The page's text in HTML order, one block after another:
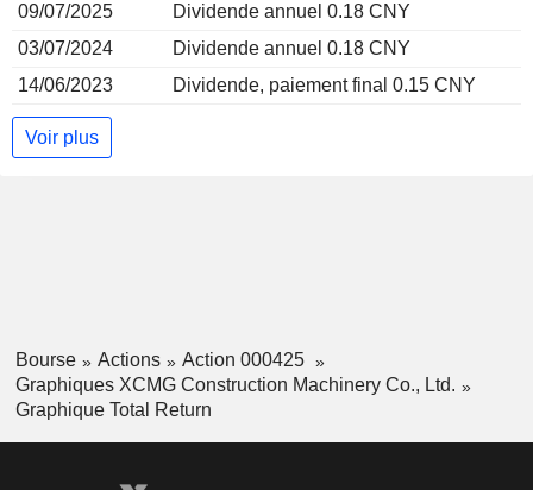
09/07/2025
Dividende annuel 0.18 CNY
03/07/2024
Dividende annuel 0.18 CNY
14/06/2023
Dividende, paiement final 0.15 CNY
Voir plus
Bourse Actions
Action 000425
Graphiques XCMG Construction Machinery Co., Ltd.
Graphique Total Return